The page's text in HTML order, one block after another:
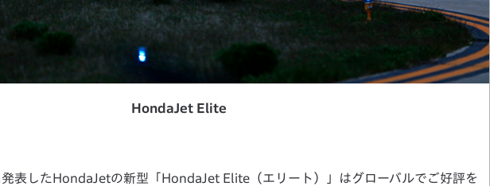
HondaJet Elite
したHondaJetの新型「HondaJet Elite（エリート）」はグローバルでご好評を